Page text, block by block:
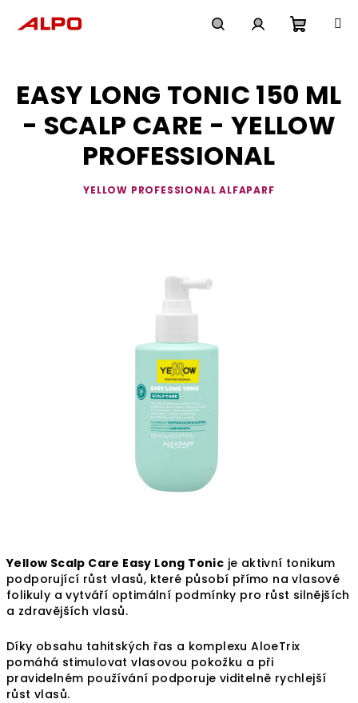
košík
Yellow Scalp Care Easy Long Tonic je aktivní tonikum
podporující růst vlasů, které působí přímo na vlasové
folikuly a vytváří optimální podmínky pro růst silnějších
a zdravějších vlasů.
Díky obsahu tahitských řas a komplexu AloeTrix
pomáhá stimulovat vlasovou pokožku a při
pravidelném používání podporuje viditelně rychlejší
růst vlasů.
EASY LONG TONIC 150 ML
- SCALP CARE - YELLOW
PROFESSIONAL
YELLOW PROFESSIONAL ALFAPARF